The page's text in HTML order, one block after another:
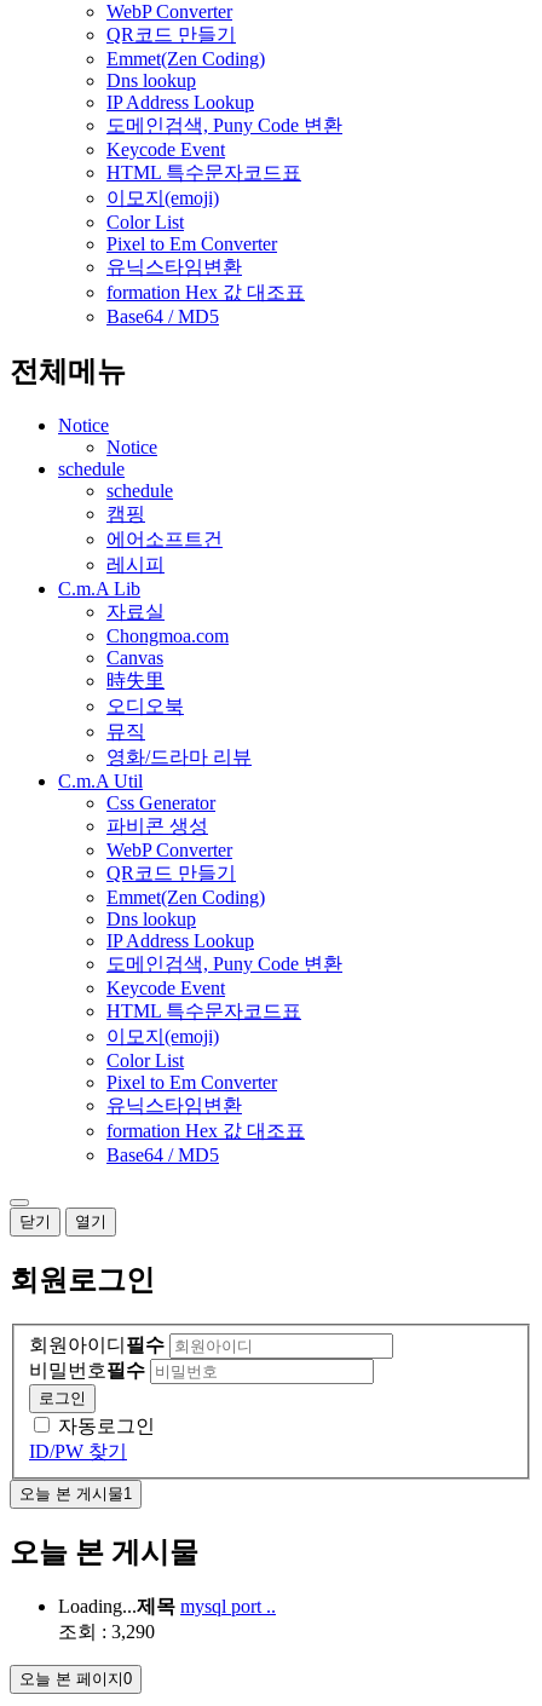
WebP Converter
QR코드 만들기
Emmet(Zen Coding)
Dns lookup
IP Address Lookup
도메인검색, Puny Code 변환
Keycode Event
HTML 특수문자코드표
이모지(emoji)
Color List
Pixel to Em Converter
유닉스타임변환
formation Hex 값 대조표
Base64 / MD5
전체메뉴
Notice
Notice
schedule
schedule
캠핑
에어소프트건
레시피
C.m.A Lib
자료실
Chongmoa.com
Canvas
時失里
오디오북
뮤직
영화/드라마 리뷰
C.m.A Util
Css Generator
파비콘 생성
WebP Converter
QR코드 만들기
Emmet(Zen Coding)
Dns lookup
IP Address Lookup
도메인검색, Puny Code 변환
Keycode Event
HTML 특수문자코드표
이모지(emoji)
Color List
Pixel to Em Converter
유닉스타임변환
formation Hex 값 대조표
Base64 / MD5
닫기 열기
회원 로그인
회원아이디 필수
비밀번호필수
로그인
자동로그인
ID/PW 찾기
오늘 본 게시물1
오늘 본 게시물
Loading...제목 mysql port ..
조회 : 3,290
오늘 본 페이지0